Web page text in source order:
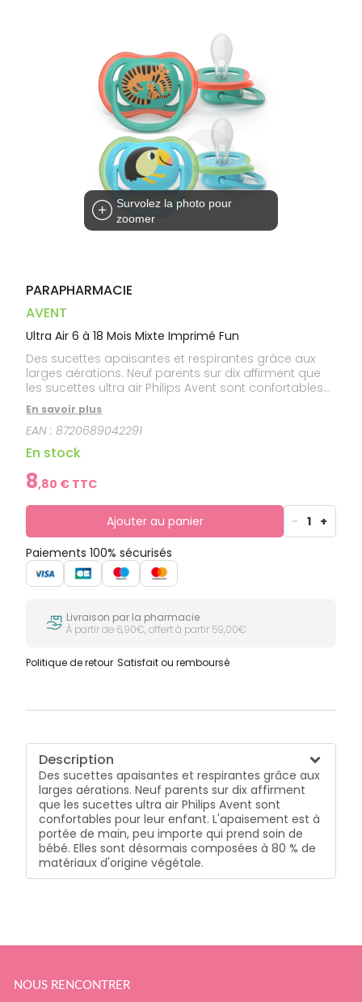
Solaire
Visage
Survolez la photo pour
zoomer
PARAPHARMACIE
AVENT
Ultra Air 6 à 18 Mois Mixte Imprimé Fun
Des sucettes apaisantes et respirantes grâce aux
larges aérations. Neuf parents sur dix affirment que
les sucettes ultra air Philips Avent sont confortables
pour leur enfant. L'apaisement est à portée de main,
peu importe qui prend soin de bébé. Elles sont
désormais composées à 80 % de matériaux
d'origine végétale.
En savoir plus
EAN :8720689042291
En stock
8,80 € TTC
Ajouter au panier - 1 +
Paiements 100% sécurisés
Livraison par la pharmacie
À partir de 6,90€, offert à partir 59,00€
Politique de retour Satisfait ou remboursé
Description
Des sucettes apaisantes et respirantes grâce aux
larges aérations. Neuf parents sur dix affirment
que les sucettes ultra air Philips Avent sont
confortables pour leur enfant. L'apaisement est à
portée de main, peu importe qui prend soin de
bébé. Elles sont désormais composées à 80 % de
matériaux d'origine végétale.
NOUS RENCONTRER